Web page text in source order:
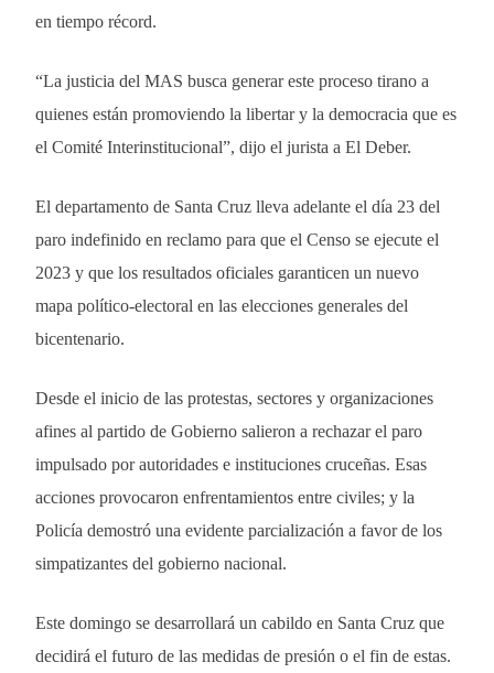
en tiempo récord.
“La justicia del MAS busca generar este proceso tirano a
quienes están promoviendo la libertar y la democracia que es
el Comité Interinstitucional”, dijo el jurista a El Deber.
El departamento de Santa Cruz lleva adelante el día 23 del
paro indefinido en reclamo para que el Censo se ejecute el
2023 y que los resultados oficiales garanticen un nuevo
mapa político-electoral en las elecciones generales del
bicentenario.
Desde el inicio de las protestas, sectores y organizaciones
afines al partido de Gobierno salieron a rechazar el paro
impulsado por autoridades e instituciones cruceñas. Esas
acciones provocaron enfrentamientos entre civiles; y la
Policía demostró una evidente parcialización a favor de los
simpatizantes del gobierno nacional.
Este domingo se desarrollará un cabildo en Santa Cruz que
decidirá el futuro de las medidas de presión o el fin de estas.